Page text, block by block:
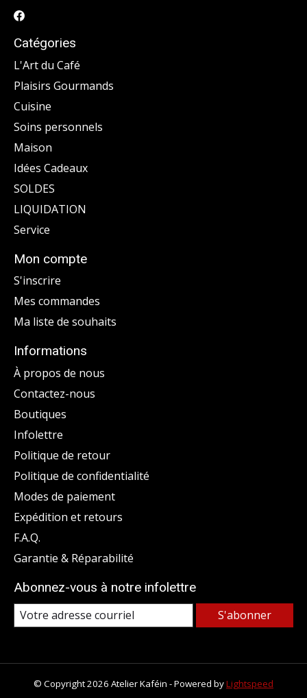
Catégories
L'Art du Café
Plaisirs Gourmands
Cuisine
Soins personnels
Maison
Idées Cadeaux
SOLDES
LIQUIDATION
Service
Mon compte
S'inscrire
Mes commandes
Ma liste de souhaits
Informations
À propos de nous
Contactez-nous
Boutiques
Infolettre
Politique de retour
Politique de confidentialité
Modes de paiement
Expédition et retours
F.A.Q.
Garantie & Réparabilité
Abonnez-vous à notre infolettre
S'abonner
© Copyright 2026 Atelier Kaféin - Powered byLightspeed